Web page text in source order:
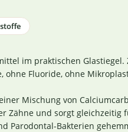
im praktischen
ohne Fluoride, ohne
Mischung von
Zähne und sorgt
Parodontal-Bakterien